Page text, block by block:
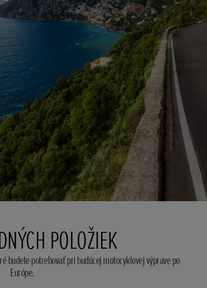
POLOŽIEK
budete potrebovať pri budúcej motocyklovej výprave po
Európe.